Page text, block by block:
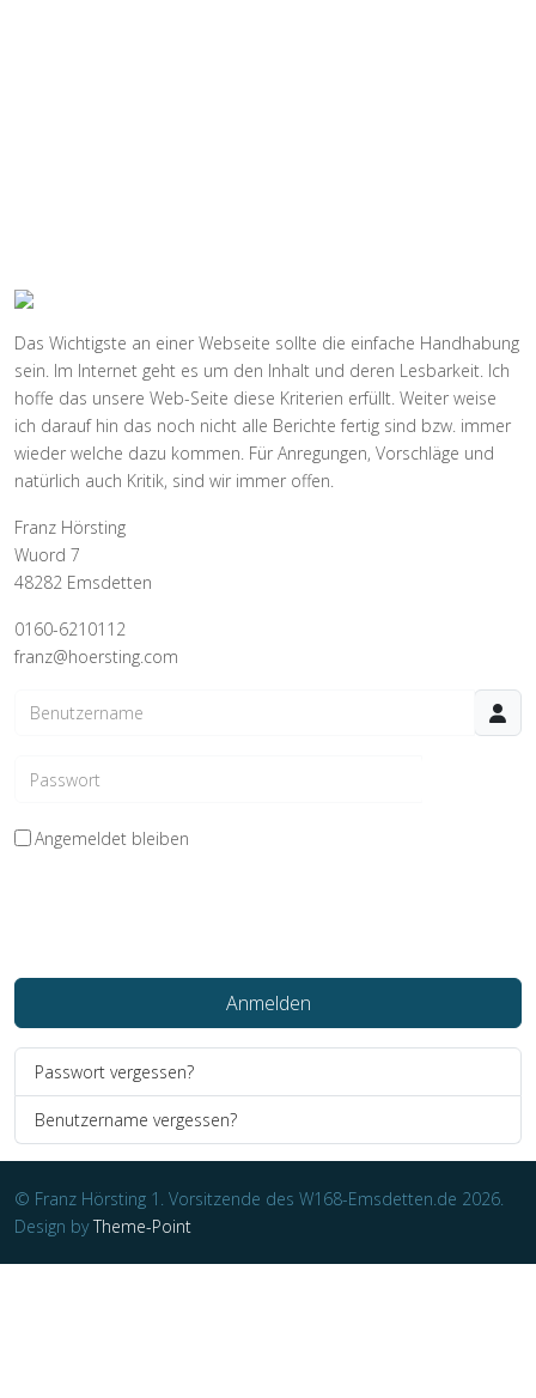
Das Wichtigste an einer Webseite sollte die einfache Handhabung
sein. Im Internet geht es um den Inhalt und deren Lesbarkeit. Ich
hoffe das unsere Web-Seite diese Kriterien erfüllt. Weiter weise
ich darauf hin das noch nicht alle Berichte fertig sind bzw. immer
wieder welche dazu kommen. Für Anregungen, Vorschläge und
natürlich auch Kritik, sind wir immer offen.
Franz Hörsting
Wuord 7
48282 Emsdetten
0160-6210112
franz@hoersting.com
Benutzername
Passwort
Angemeldet bleiben
Anmelden
Passwort vergessen?
Benutzername vergessen?
© Franz Hörsting 1. Vorsitzende des W168-Emsdetten.de 2026.
Design byTheme-Point